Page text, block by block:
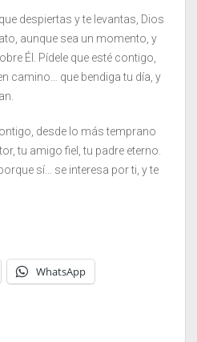
despiertas y te levantas, Dios
aunque sea un momento, y
Él. Pídele que esté contigo,
camino… que bendiga tu día, y
desde lo más temprano
tu amigo fiel, tu padre eterno.
sí… se interesa por ti, y te
WhatsApp